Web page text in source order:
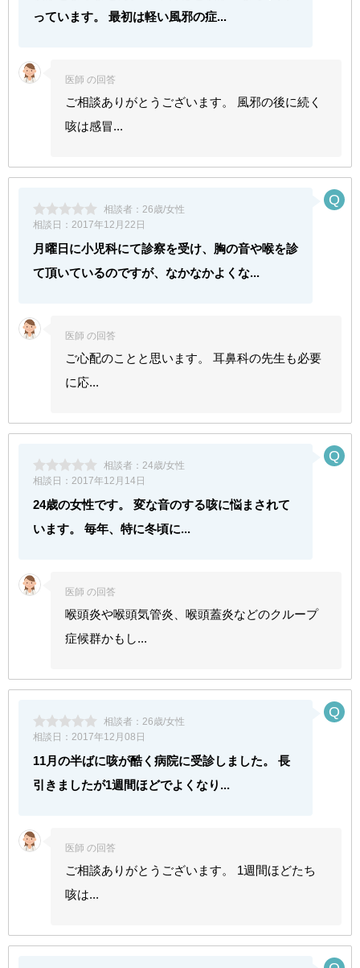
っています。 最初は軽い風邪の症...
医師 の回答
ご相談ありがとうございます。 風邪の後に続く
咳は感冒...
相談者： 26歳/女性
相談日： 2017年12月22日
月曜日に小児科にて診察を受け、胸の音や喉を診
て頂いているのですが、なかなかよくな...
医師 の回答
ご心配のことと思います。 耳鼻科の先生も必要
に応...
相談者： 24歳/女性
相談日： 2017年12月14日
24歳の女性です。 変な音のする咳に悩まされて
います。 毎年、特に冬頃に...
医師 の回答
喉頭炎や喉頭気管炎、喉頭蓋炎などのクループ
症候群かもし...
相談者： 26歳/女性
相談日： 2017年12月08日
11月の半ばに咳が酷く病院に受診しました。 長
引きましたが1週間ほどでよくなり...
医師 の回答
ご相談ありがとうございます。 1週間ほどたち
咳は...